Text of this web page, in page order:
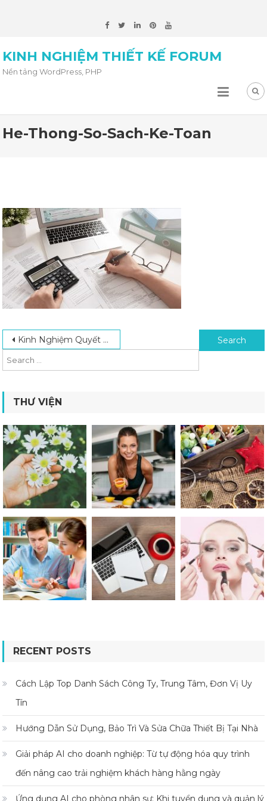
KINH NGHIỆM THIẾT KẾ FORUM
Nền tảng WordPress, PHP
He-Thong-So-Sach-Ke-Toan
Post navigation
Kinh Nghiệm Quyết Toán Thuế Đúng Quy Định Dành Cho Doanh Nghiệp Mới Search for:
THƯ VIỆN
RECENT POSTS
Cách Lập Top Danh Sách Công Ty, Trung Tâm, Đơn Vị Uy
Tín
Hướng Dẫn Sử Dụng, Bảo Trì Và Sửa Chữa Thiết Bị Tại Nhà
Giải pháp AI cho doanh nghiệp: Từ tự động hóa quy trình
đến nâng cao trải nghiệm khách hàng hằng ngày
Ứng dụng AI cho phòng nhân sự: Khi tuyển dụng và quản lý